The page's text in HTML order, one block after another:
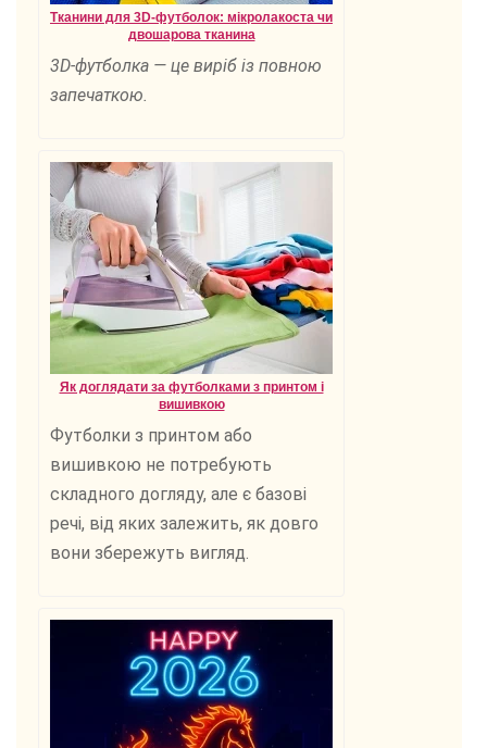
Тканини для 3D-футболок: мікролакоста чи
двошарова тканина
3D-футболка — це виріб із повною
запечаткою.
Як доглядати за футболками з принтом і
вишивкою
Футболки з принтом або
вишивкою не потребують
складного догляду, але є базові
речі, від яких залежить, як довго
вони збережуть вигляд.